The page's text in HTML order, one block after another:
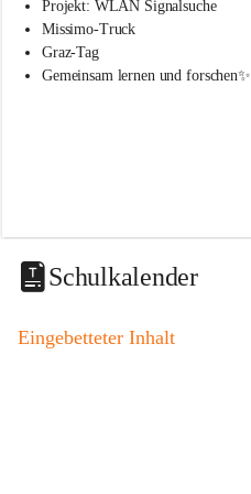
s
s
c
i
t
a
o
Projekt: WLAN Signalsuche
Missimo-Truck
Graz-Tag
Gemeinsam lernen und forschen✨
Schulkalender
Eingebetteter Inhalt